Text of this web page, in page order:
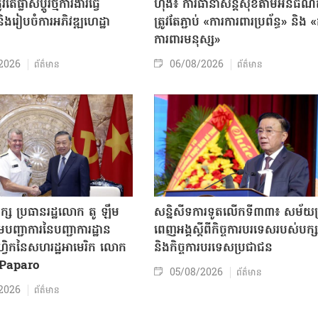
លាស់ប្ដូរថ្មីការងារធ្វើ
រៀបចំការអភិវឌ្ឍហេដ្ឋា
ព័ត៌មាន
ហ៊ឹង៖ ការធានាសន្តិសុខតាមអ៊ីនធឺ
ត្រូវតែភ្ជាប់ «ការការពារប្រព័ន្ធ» និង
ការពារមនុស្ស»
06/08/2026 ព័ត៌មាន
ស ប្រធានរដ្ឋលោក តូ ឡឹម
ាការនៃបញ្ជាការដ្ឋាន
កនៃសហរដ្ឋអាមេរិក លោក
ព័ត៌មាន
សន្និសីទការទូតលើកទី៣៣៖ សម័យ
ពេញអង្គស្តីពីកិច្ច​ការបរទេសរបស់​បក្ស
និងកិច្ច​ការបរទេសប្រជាជន
05/08/2026 ព័ត៌មាន